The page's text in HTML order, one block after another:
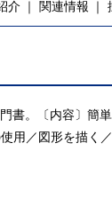
介 関連情報
書。〔内容〕簡
用／図形を描く